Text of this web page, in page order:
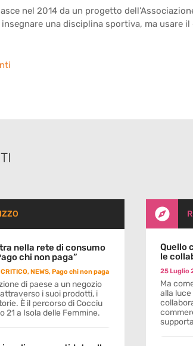
nel 2014 da un progetto
una disciplina sportiva, ma usare
nella rete di consumo
chi non paga”
, NEWS, Pago chi non paga
di paese a un negozio
i suoi prodotti, i
È il percorso di Cocciu
21 a Isola delle Femmine.

Quello
le
25 Luglio
Ma
alla